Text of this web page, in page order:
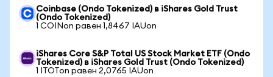
Coinbase (Ondo Tokenized) в iShares Gold Trust
(Ondo Tokenized)
1 COINon равен 1,8467 IAUon
iShares Core S&P Total US Stock Market ETF (Ondo
Tokenized) в iShares Gold Trust (Ondo Tokenized)
1 ITOTon равен 2,0765 IAUon